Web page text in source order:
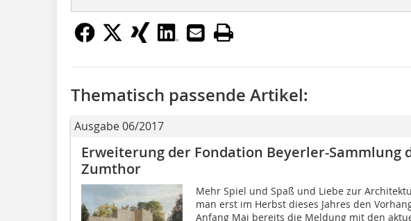
Thematisch passende Artikel:
Ausgabe 06/2017
Erweiterung der Fondation Beyerler-Sammlung
Zumthor
Mehr Spiel und Spaß und Liebe zur
man erst im Herbst dieses Jahres den
Anfang Mai bereits die Meldung mit den